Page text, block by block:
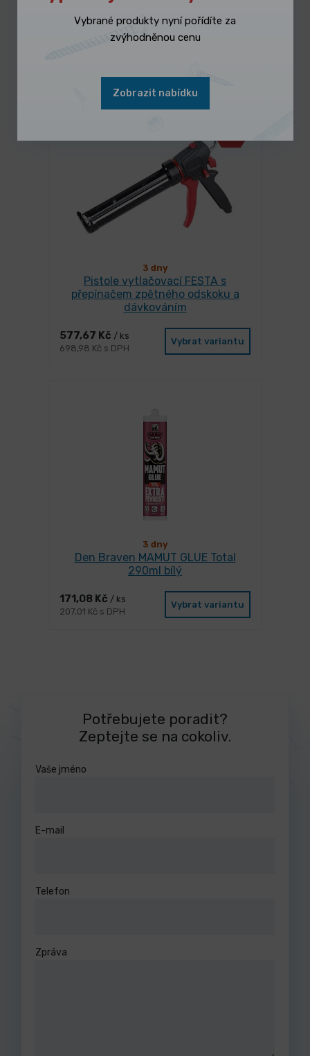
Mohlo by se Vám líbit
3 dny
Pistole vytlačovací FESTA s
přepínačem zpětného odskoku a
dávkováním
577,67 Kč / ks
698,98 Kč s DPH
Vybrat variantu
3 dny
Den Braven MAMUT GLUE Total
290ml bílý
171,08 Kč / ks
207,01 Kč s DPH
Vybrat variantu
Potřebujete poradit?
Zeptejte se na cokoliv.
Vaše jméno
E-mail
Telefon
Zpráva
Vybrané produkty nyní pořídíte za
zvýhodněnou cenu
Zobrazit nabídku